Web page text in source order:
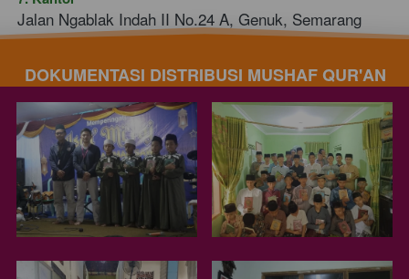
Jalan Ngablak Indah II No.24 A, Genuk, Semarang
DOKUMENTASI DISTRIBUSI MUSHAF QUR'AN